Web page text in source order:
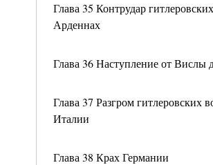
Глава 35 Контрудар
Арденнах
Глава 36 Наступление от Вислы
Глава 37 Разгром гитлеровских
Италии
Глава 38 Крах Германии